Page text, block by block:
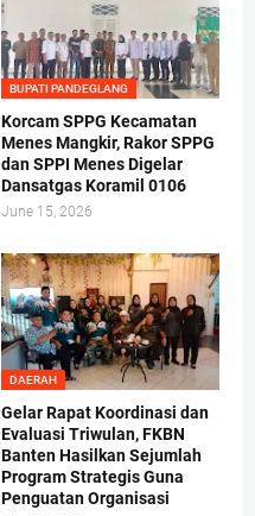
BUPATI PANDEGLANG
Korcam SPPG Kecamatan
Menes Mangkir, Rakor SPPG
dan SPPI Menes Digelar
Dansatgas Koramil 0106
June 15, 2026
DAERAH
Gelar Rapat Koordinasi dan
Evaluasi Triwulan, FKBN
Banten Hasilkan Sejumlah
Program Strategis Guna
Penguatan Organisasi